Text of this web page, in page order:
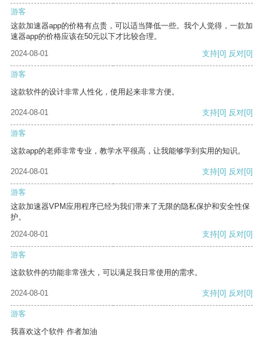
游客
这款加速器app的价格有点贵，可以适当降低一些。我个人觉得，一款加
速器app的价格应该在50元以下才比较合理。
2024-08-01
支持[0] 反对[0]
游客
这款软件的设计非常人性化，使用起来非常方便。
2024-08-01 支持[0] 反对[0]
游客
这款app的老师非常专业，教学水平很高，让我能够学到实用的知识。
2024-08-01 支持[0] 反对[0]
游客
这款加速器VPM应用程序已经为我们带来了无限的隐私保护和安全性保
护。
2024-08-01
支持[0] 反对[0]
游客
这款软件的功能非常强大，可以满足我日常使用的需求。
2024-08-01 支持[0] 反对[0]
游客
我喜欢这个软件 作者加油